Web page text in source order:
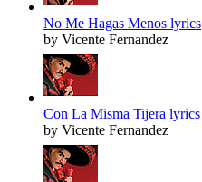
No Me Hagas Menos lyrics
by Vicente Fernandez
Con La Misma Tijera lyrics
by Vicente Fernandez